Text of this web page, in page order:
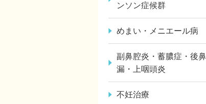
ンソン症候群
めまい・メニエール病
副鼻腔炎・蓄膿症・後鼻
漏・上咽頭炎
不妊治療